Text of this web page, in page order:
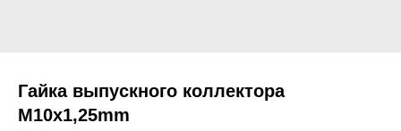
Гайка выпускного коллектора
M10x1,25mm